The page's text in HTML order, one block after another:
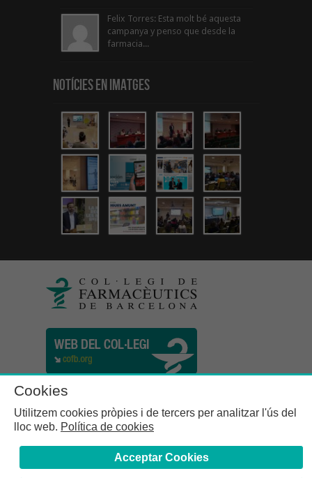
Felix Torres: Esta molt bé aquesta
campanya y penso que desde la
farmacia...
Notícies en Imatges
Cookies
Utilitzem cookies pròpies i de tercers per analitzar l'ús del
lloc web. Política de cookies
Acceptar Cookies